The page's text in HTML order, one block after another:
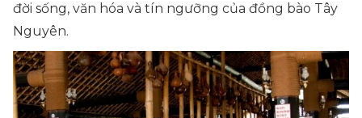
đời sống, văn hóa và tín ngưỡng của đồng bào Tây
Nguyên.